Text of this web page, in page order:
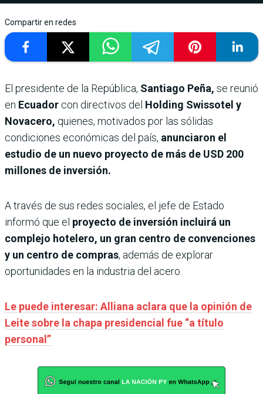
Compartir en redes
El presidente de la República, Santiago Peña, se reunió
en Ecuador con directivos del Holding Swissotel y
Novacero, quienes, motivados por las sólidas
condiciones económicas del país, anunciaron el
estudio de un nuevo proyecto de más de USD 200
millones de inversión.
A través de sus redes sociales, el jefe de Estado
informó que el proyecto de inversión incluirá un
complejo hotelero, un gran centro de convenciones
y un centro de compras, además de explorar
oportunidades en la industria del acero.
Le puede interesar: Alliana aclara que la opinión de
Leite sobre la chapa presidencial fue “a título
personal”